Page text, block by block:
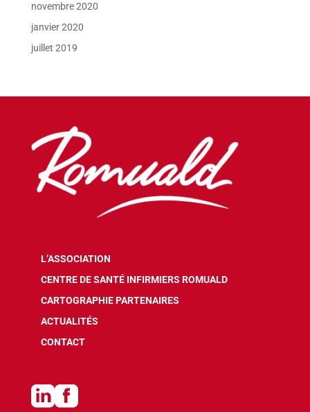
novembre 2020
janvier 2020
juillet 2019
L’ASSOCIATION
CENTRE DE SANTÉ INFIRMIERS ROMUALD
CARTOGRAPHIE PARTENAIRES
ACTUALITÉS
CONTACT